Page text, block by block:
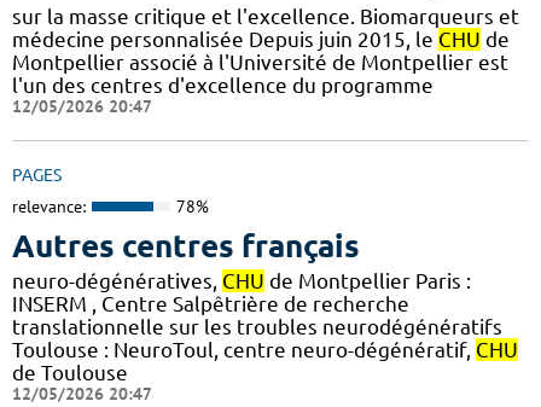
sur la masse critique et l'excellence. Biomarqueurs et
médecine personnalisée Depuis juin 2015, le CHU de
Montpellier associé à l'Université de Montpellier est
l'un des centres d'excellence du programme
12/05/2026 20:47
PAGES
relevance: 78%
Autres centres français
neuro-dégénératives, CHU de Montpellier Paris :
INSERM , Centre Salpêtrière de recherche
translationnelle sur les troubles neurodégénératifs
Toulouse : NeuroToul, centre neuro-dégénératif, CHU
de Toulouse
12/05/2026 20:47